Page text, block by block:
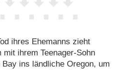
ihres Ehemanns zieht
ihrem Teenager-Sohn
ins ländliche Oregon, um